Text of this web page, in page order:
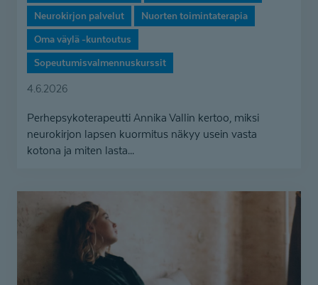
Neurokirjon palvelut
Nuorten toimintaterapia
Oma väylä -kuntoutus
Sopeutumisvalmennuskurssit
4.6.2026
Perhepsykoterapeutti Annika Vallin kertoo, miksi
neurokirjon lapsen kuormitus näkyy usein vasta
kotona ja miten lasta...